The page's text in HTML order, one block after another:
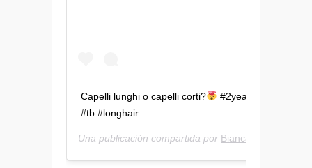
Capelli lunghi o capelli corti?
#2yearsago
#tb #longhair
Una publicación compartida por Bianca Dobroiu